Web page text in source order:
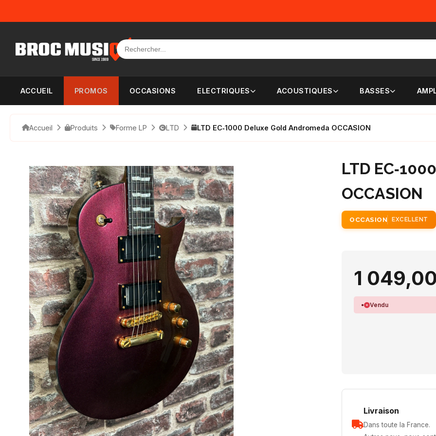
ACCUEIL PROMOS OCCASIONS ELECTRIQUES ACOUSTIQUES BASSES
Accueil Produits Forme LP LTD LTD EC‑1000 Deluxe Gold Andromeda OCCASION
LTD
OCCASION
OCCASION EXCELLENT
1
Vendu
Livraison
Dans toute la France.